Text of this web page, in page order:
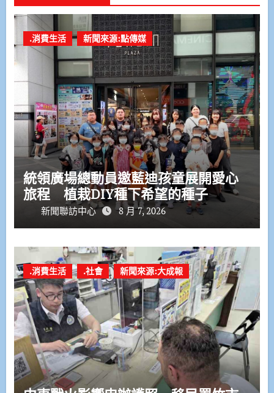
.消費生活 新聞來源:點傳媒
統領廣場總動員邀藍迪孩童展開愛心
旅程 植栽DIY種下希望的種子
新聞聯訪中心 8 月 7, 2026
.消費生活 .社會 新聞來源:大成報